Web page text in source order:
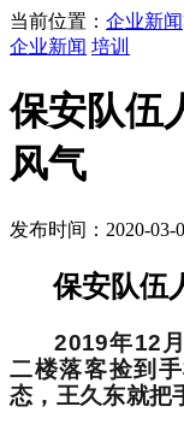
当前位置： 企业新闻
企业新闻 培训
保安队伍
风气
发布时间：2020-03-
保安队伍
2019年12 月
二楼落客捡到
态，王久东就把